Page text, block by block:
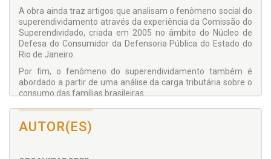
A obra ainda traz artigos que analisam o fenômeno social do
superendividamento através da experiência da Comissão do
Superendividado, criada em 2005 no âmbito do Núcleo de
Defesa do Consumidor da Defensoria Pública do Estado do
Rio de Janeiro.
Por fim, o fenômeno do superendividamento também é
abordado a partir de uma análise da carga tributária sobre o
consumo das famílias brasileiras.
AUTOR(ES)